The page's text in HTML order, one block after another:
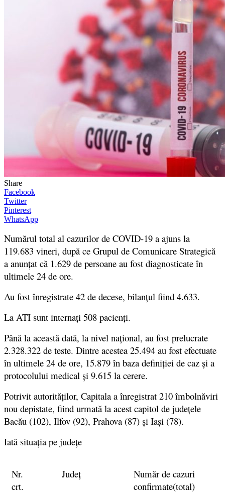
Share
Facebook
Twitter
Pinterest
WhatsApp
Numărul total al cazurilor de COVID-19 a ajuns la
119.683 vineri, după ce Grupul de Comunicare Strategică
a anunţat că 1.629 de persoane au fost diagnosticate în
ultimele 24 de ore.
Au fost înregistrate 42 de decese, bilanţul fiind 4.633.
La ATI sunt internaţi 508 pacienţi.
Până la această dată, la nivel național, au fost prelucrate
2.328.322 de teste. Dintre acestea 25.494 au fost efectuate
în ultimele 24 de ore, 15.879 în baza definiției de caz și a
protocolului medical și 9.615 la cerere.
Potrivit autorităților, Capitala a înregistrat 210 îmbolnăviri
nou depistate, fiind urmată la acest capitol de județele
Bacău (102), Ilfov (92), Prahova (87) și Iași (78).
Iată situația pe județe
Nr.
crt.
Județ
Număr de cazuri
confirmate(total)